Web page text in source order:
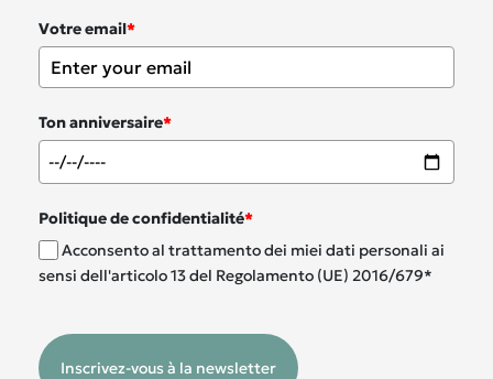
Votre email*
Ton anniversaire*
Politique de confidentialité*
Acconsento al trattamento dei miei dati personali ai
sensi dell'articolo 13 del Regolamento (UE) 2016/679*
Inscrivez-vous à la newsletter